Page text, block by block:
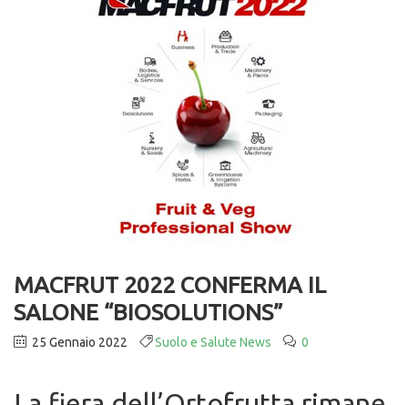
MACFRUT 2022 CONFERMA IL
SALONE “BIOSOLUTIONS”
25 Gennaio 2022 Suolo e Salute News 0